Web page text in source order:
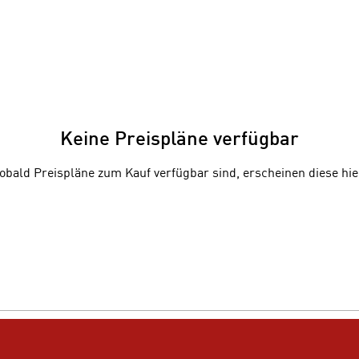
Keine Preispläne verfügbar
Preispläne zum Kauf verfügbar sind, erscheinen diese